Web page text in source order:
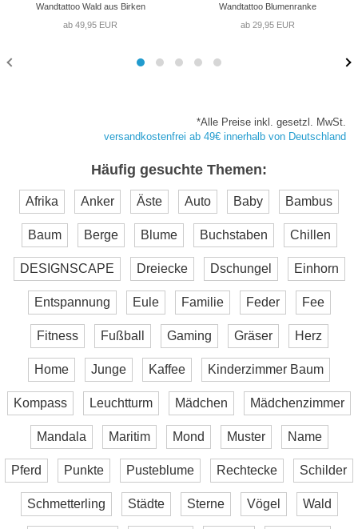
Wandtattoo Wald aus Birken
ab 49,95 EUR
Wandtattoo Blumenranke
ab 29,95 EUR
*Alle Preise inkl. gesetzl. MwSt.
versandkostenfrei ab 49€ innerhalb von Deutschland
Häufig gesuchte Themen:
Afrika Anker Äste Auto Baby Bambus
Baum Berge Blume Buchstaben Chillen
DESIGNSCAPE Dreiecke Dschungel Einhorn
Entspannung Eule Familie Feder Fee
Fitness Fußball Gaming Gräser Herz
Home Junge Kaffee Kinderzimmer Baum
Kompass Leuchtturm Mädchen Mädchenzimmer
Mandala Maritim Mond Muster Name
Pferd Punkte Pusteblume Rechtecke Schilder
Schmetterling Städte Sterne Vögel Wald